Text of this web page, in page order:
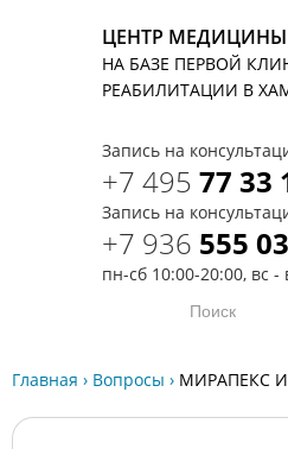
ЦЕНТР
НА БАЗЕ ПЕРВОЙ
РЕАБИЛИТАЦИИ В
Запись на
+7 495 77 33
Запись на
+7 936 555
пн-сб 10:00-20:00, вс
Главная › Вопросы › МИРАПЕКС